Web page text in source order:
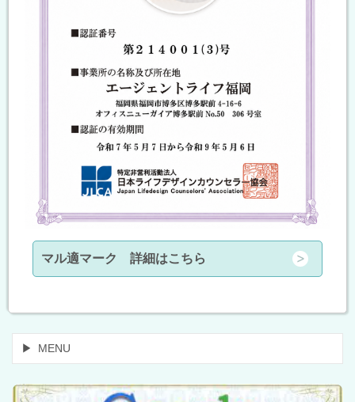
マル適マーク 詳細はこちら
MENU